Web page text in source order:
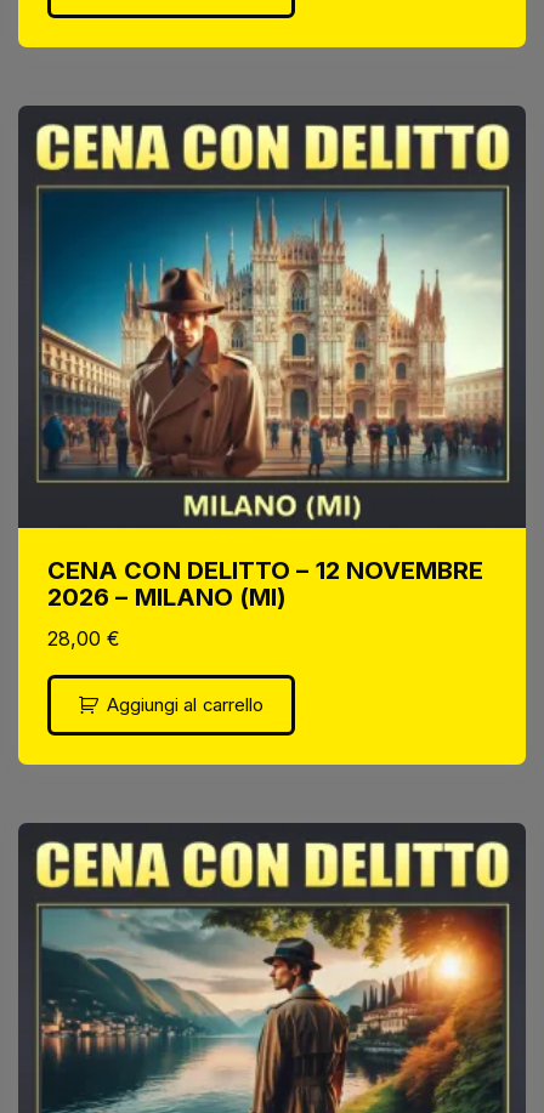
CENA CON DELITTO – 12 NOVEMBRE
2026 – MILANO (MI)
28,00€
Aggiungi al carrello